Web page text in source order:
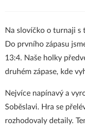
Na slovíčko o turnaji s
Do prvního zápasu
13:4. Naše holky
druhém zápase, kde
Nejvíce napínavý a
Soběslavi. Hra se
rozhodovaly detaily.